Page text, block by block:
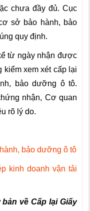
chưa đầy đủ. Cục
sở bảo hành, bảo
quy định.
từ ngày nhận được
kiểm xem xét cấp lại
bảo dưỡng ô tô.
nhận, Cơ quan
rõ lý do.
bảo dưỡng ô tô
kinh doanh vận tải
vềCấp lại Giấy